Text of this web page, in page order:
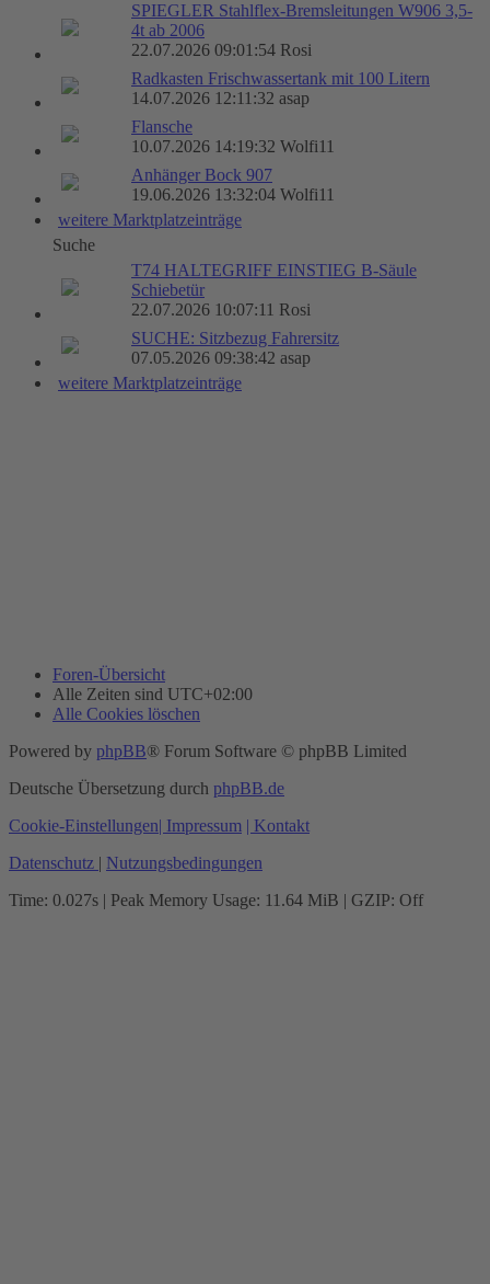
SPIEGLER Stahlflex-Bremsleitungen W906 3,5-
4t ab 2006
22.07.2026 09:01:54 Rosi
Radkasten Frischwassertank mit 100 Litern
14.07.2026 12:11:32 asap
Flansche
10.07.2026 14:19:32 Wolfi11
Anhänger Bock 907
19.06.2026 13:32:04 Wolfi11
weitere Marktplatzeinträge
Suche
T74 HALTEGRIFF EINSTIEG B-Säule
Schiebetür
22.07.2026 10:07:11 Rosi
SUCHE: Sitzbezug Fahrersitz
07.05.2026 09:38:42 asap
weitere Marktplatzeinträge
Foren-Übersicht
Alle Zeiten sind UTC+02:00
Alle Cookies löschen
Powered by phpBB® Forum Software © phpBB Limited
Deutsche Übersetzung durch phpBB.de
Cookie-Einstellungen| Impressum | Kontakt
Datenschutz | Nutzungsbedingungen
Time: 0.027s | Peak Memory Usage: 11.64 MiB | GZIP: Off